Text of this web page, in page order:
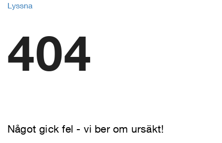
Lyssna
404
Något gick fel - vi ber om ursäkt!